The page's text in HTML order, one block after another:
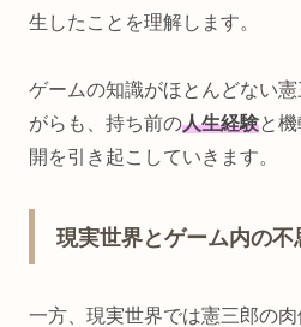
生したことを理解します。
ゲームの知識がほとんどない
がらも、持ち前の人生経験と
開を引き起こしていきます。
現実世界とゲーム内の不
一方、現実世界では憲三郎の